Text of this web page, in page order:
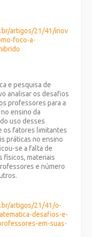
artigos/21/41/inov
foco-a-
e pesquisa de
analisar os desafios
professores para a
ensino da
uso desses
os fatores limitantes
práticas no ensino
se a falta de
físicos, materiais
e número
artigos/21/41/o-
desafios-e-
em-suas-